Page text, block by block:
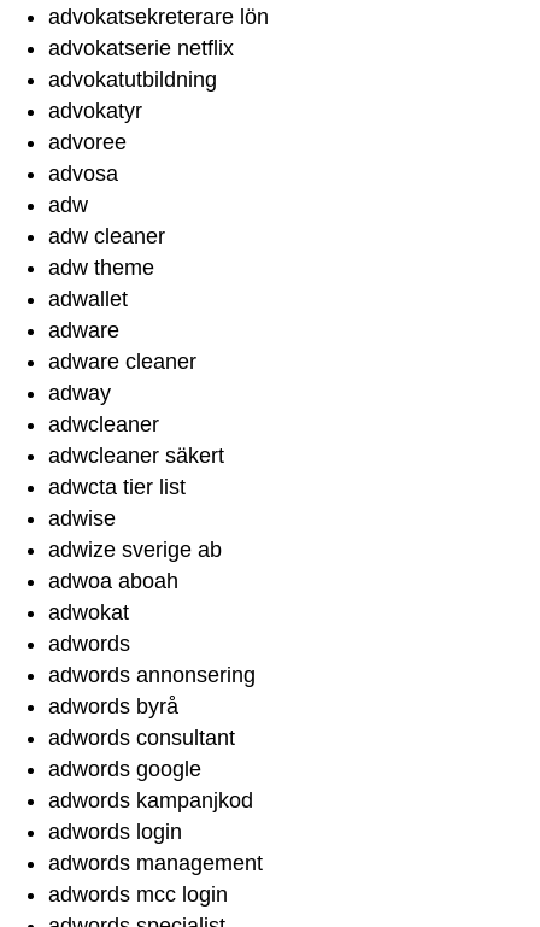
advokatsekreterare lön
advokatserie netflix
advokatutbildning
advokatyr
advoree
advosa
adw
adw cleaner
adw theme
adwallet
adware
adware cleaner
adway
adwcleaner
adwcleaner säkert
adwcta tier list
adwise
adwize sverige ab
adwoa aboah
adwokat
adwords
adwords annonsering
adwords byrå
adwords consultant
adwords google
adwords kampanjkod
adwords login
adwords management
adwords mcc login